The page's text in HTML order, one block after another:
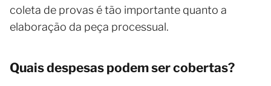
coleta de provas é tão importante quanto a
elaboração da peça processual.
Quais despesas podem ser cobertas?